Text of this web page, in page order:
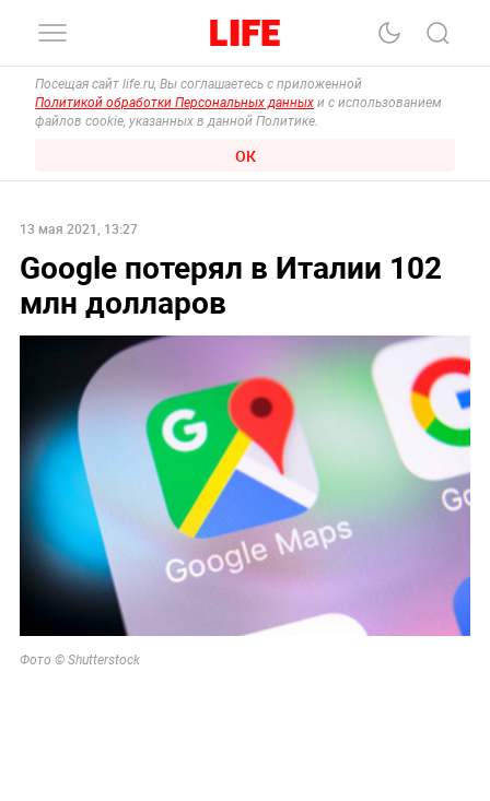
Посещая сайт life.ru, Вы соглашаетесь с приложенной
Политикой обработки Персональных данных и с использованием
файлов cookie, указанных в данной Политике.
ОК
13 мая 2021, 13:27
Google потерял в Италии 102
млн долларов
Фото © Shutterstock